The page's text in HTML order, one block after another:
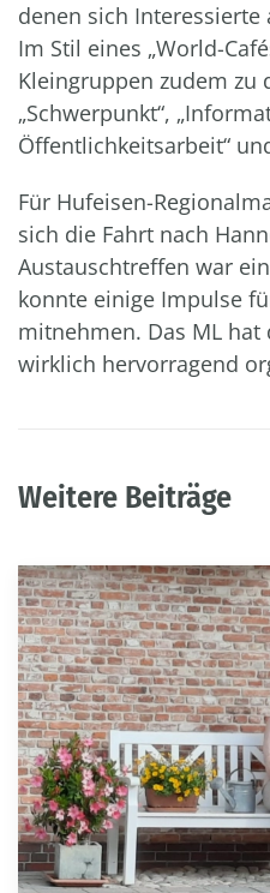
denen sich
Im Stil eines „World-
Kleingruppen zudem zu
„Schwerpunkt“,
Öffentlichkeitsarbeit“
Für Hufeisen-
sich die Fahrt nach
Austauschtreffen war
konnte einige Impulse
mitnehmen. Das ML hat
wirklich hervorragend
Weitere Beiträge